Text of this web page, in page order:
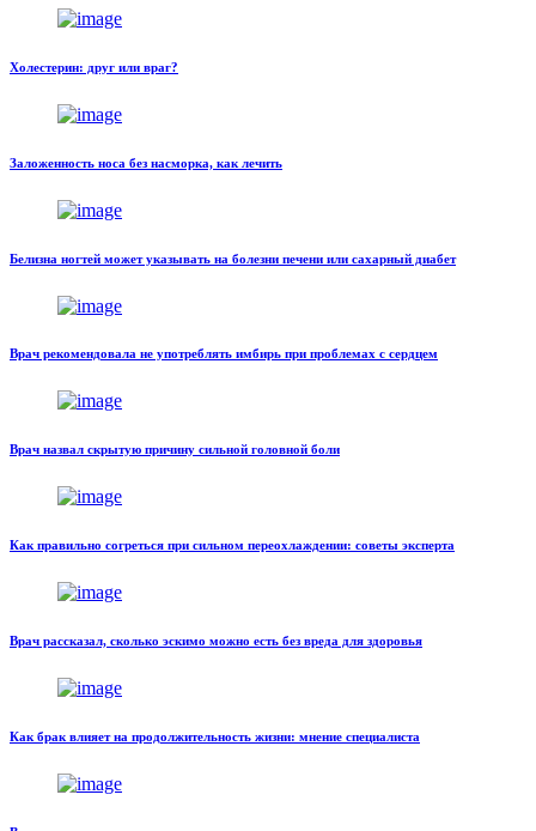
Холестерин: друг или враг?
Заложенность носа без насморка, как лечить
Белизна ногтей может указывать на болезни печени или сахарный диабет
Врач рекомендовала не употреблять имбирь при проблемах с сердцем
Врач назвал скрытую причину сильной головной боли
Как правильно согреться при сильном переохлаждении: советы эксперта
Врач рассказал, сколько эскимо можно есть без вреда для здоровья
Как брак влияет на продолжительность жизни: мнение специалиста